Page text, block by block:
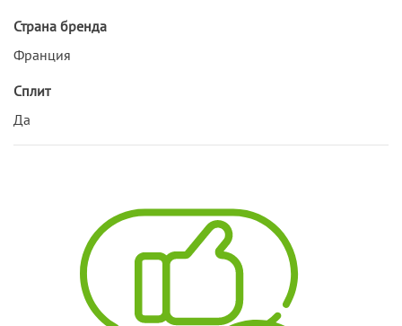
Страна бренда
Франция
Сплит
Да